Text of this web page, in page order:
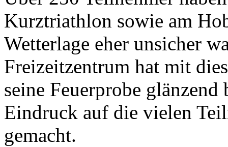
Kurztriathlon sowie am
Wetterlage eher unsicher
Freizeitzentrum hat mit
seine Feuerprobe
Eindruck auf die vielen
gemacht.